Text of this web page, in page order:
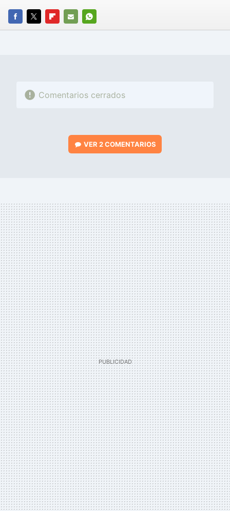
FACEBOOK
TWITTERFLIPBOARD
E-
WHATSAPP
Comentarios cerrados
VER2 COMENTARIOS